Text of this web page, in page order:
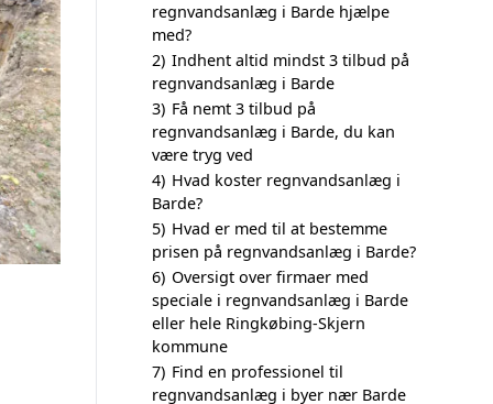
regnvandsanlæg i Barde hjælpe
med?
2) Indhent altid mindst 3 tilbud på
regnvandsanlæg i Barde
3) Få nemt 3 tilbud på
regnvandsanlæg i Barde, du kan
være tryg ved
4) Hvad koster regnvandsanlæg i
Barde?
5) Hvad er med til at bestemme
prisen på regnvandsanlæg i Barde?
6) Oversigt over firmaer med
speciale i regnvandsanlæg i Barde
eller hele Ringkøbing-Skjern
kommune
7) Find en professionel til
regnvandsanlæg i byer nær Barde